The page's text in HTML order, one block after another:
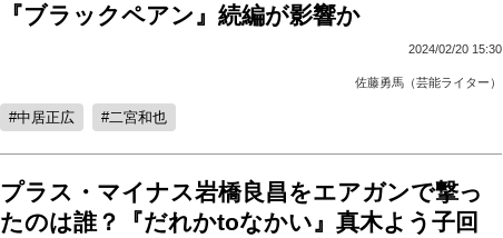
『ブラックペアン』続編が影響か
2024/02/20 15:30
佐藤勇馬（芸能ライター）
中居正広 二宮和也
プラス・マイナス岩橋良昌をエアガンで撃っ
たのは誰？『だれかtoなかい』真木よう子回